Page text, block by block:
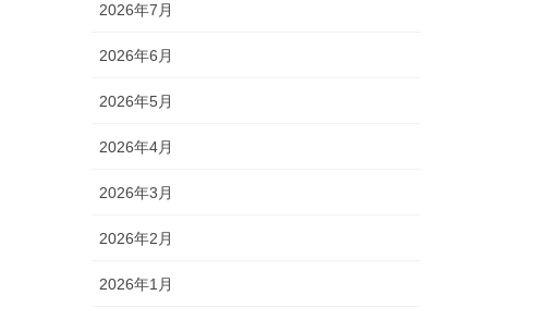
2026年7月
2026年6月
2026年5月
2026年4月
2026年3月
2026年2月
2026年1月